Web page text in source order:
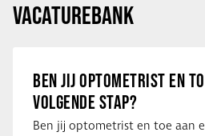
VACATUREBANK
BEN JIJ OPTOMETRIST EN
VOLGENDE STAP?